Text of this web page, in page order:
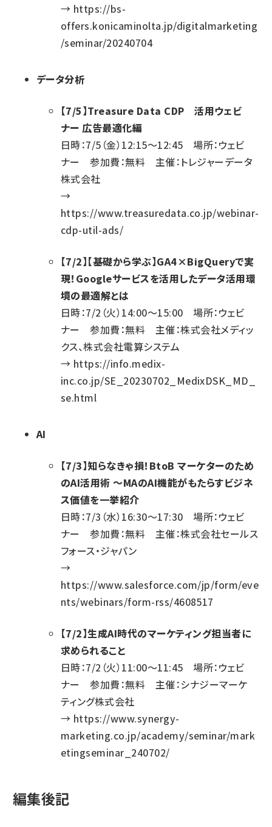
→ https://bs-
offers.konicaminolta.jp/digitalmarketing
/seminar/20240704
データ分析
【7/5】Treasure Data CDP 活用ウェビ
ナー 広告最適化編
日時：7/5（金）12:15～12:45 場所：ウェビ
ナー 参加費：無料 主催：トレジャーデータ
株式会社
→
https://www.treasuredata.co.jp/webinar-
cdp-util-ads/
【7/2】【基礎から学ぶ】GA4×BigQueryで実
現！Googleサービスを活用したデータ活用環
境の最適解とは
日時：7/2（火）14:00～15:00 場所：ウェビ
ナー 参加費：無料 主催：株式会社メディッ
クス、株式会社電算システム
→ https://info.medix-
inc.co.jp/SE_20230702_MedixDSK_MD_
se.html
AI
【7/3】知らなきゃ損！BtoB マーケターのため
のAI活用術 ～MAのAI機能がもたらすビジネ
ス価値を一挙紹介
日時：7/3（水）16:30～17:30 場所：ウェビ
ナー 参加費：無料 主催：株式会社セールス
フォース・ジャパン
→
https://www.salesforce.com/jp/form/eve
nts/webinars/form-rss/4608517
【7/2】生成AI時代のマーケティング担当者に
求められること
日時：7/2（火）11:00～11:45 場所：ウェビ
ナー 参加費：無料 主催：シナジーマーケ
ティング株式会社
→ https://www.synergy-
marketing.co.jp/academy/seminar/mark
etingseminar_240702/
編集後記